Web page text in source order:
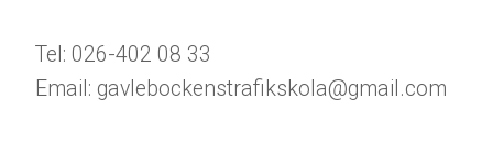
Tel: 026-402 08 33
Email: gavlebockenstrafikskola@gmail.com